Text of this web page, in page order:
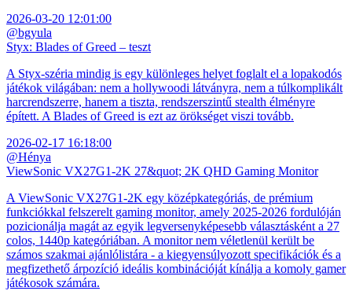
2026-03-20 12:01:00
@bgyula
Styx: Blades of Greed – teszt
A Styx-széria mindig is egy különleges helyet foglalt el a lopakodós
játékok világában: nem a hollywoodi látványra, nem a túlkomplikált
harcrendszerre, hanem a tiszta, rendszerszintű stealth élményre
épített. A Blades of Greed is ezt az örökséget viszi tovább.
2026-02-17 16:18:00
@Hénya
ViewSonic VX27G1-2K 27&quot; 2K QHD Gaming Monitor
A ViewSonic VX27G1-2K egy középkategóriás, de prémium
funkciókkal felszerelt gaming monitor, amely 2025-2026 fordulóján
pozicionálja magát az egyik legversenyképesebb választásként a 27
colos, 1440p kategóriában. A monitor nem véletlenül került be
számos szakmai ajánlólistára - a kiegyensúlyozott specifikációk és a
megfizethető árpozíció ideális kombinációját kínálja a komoly gamer
játékosok számára.